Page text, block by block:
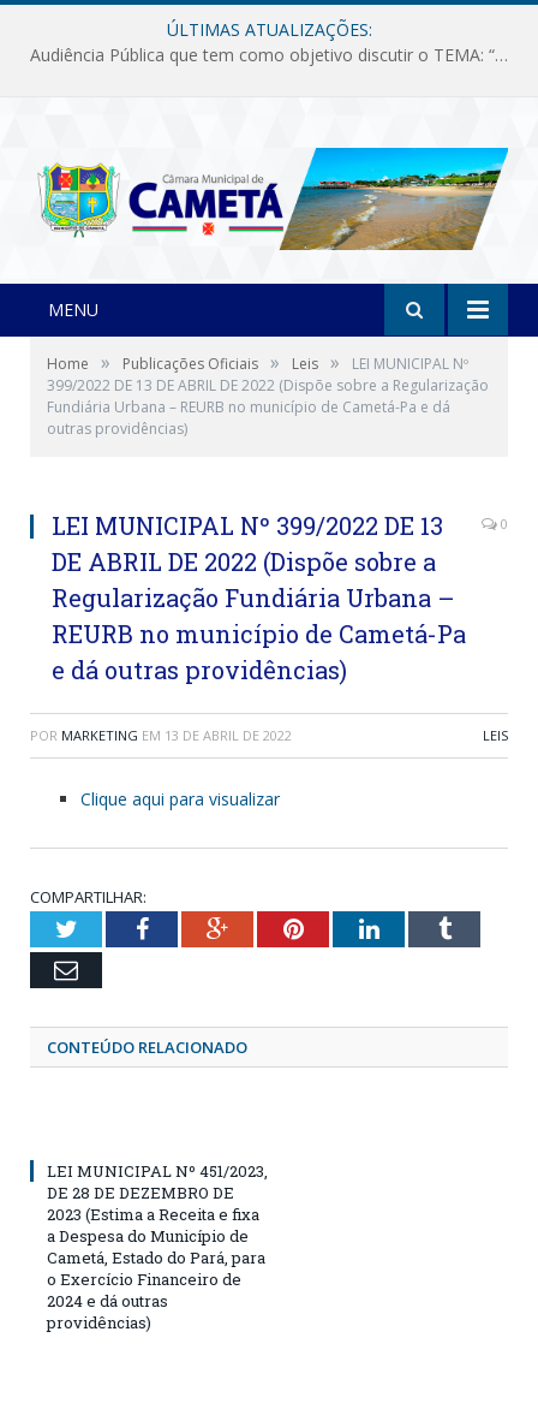
ÚLTIMAS ATUALIZAÇÕES:
Audiência Pública que tem como objetivo discutir o TEMA: “Fornecimento de Energia Elétrica em Debate: Tarifas, Qualidade e Atendimento dos Serviços”
MENU
Home » Publicações Oficiais » Leis »
LEI MUNICIPAL Nº
399/2022 DE 13 DE ABRIL DE 2022 (Dispõe sobre a Regularização
Fundiária Urbana – REURB no município de Cametá-Pa e dá
outras providências)
LEI MUNICIPAL Nº 399/2022 DE 13
DE ABRIL DE 2022 (Dispõe sobre a
Regularização Fundiária Urbana –
REURB no município de Cametá-Pa
e dá outras providências)
0
POR MARKETING EM 13 DE ABRIL DE 2022 LEIS
Clique aqui para visualizar
COMPARTILHAR:
TwitterFacebookGoogle+PinterestLinkedInTumblr
Email
CONTEÚDO RELACIONADO
LEI MUNICIPAL Nº 451/2023,
DE 28 DE DEZEMBRO DE
2023 (Estima a Receita e fixa
a Despesa do Município de
Cametá, Estado do Pará, para
o Exercício Financeiro de
2024 e dá outras
providências)